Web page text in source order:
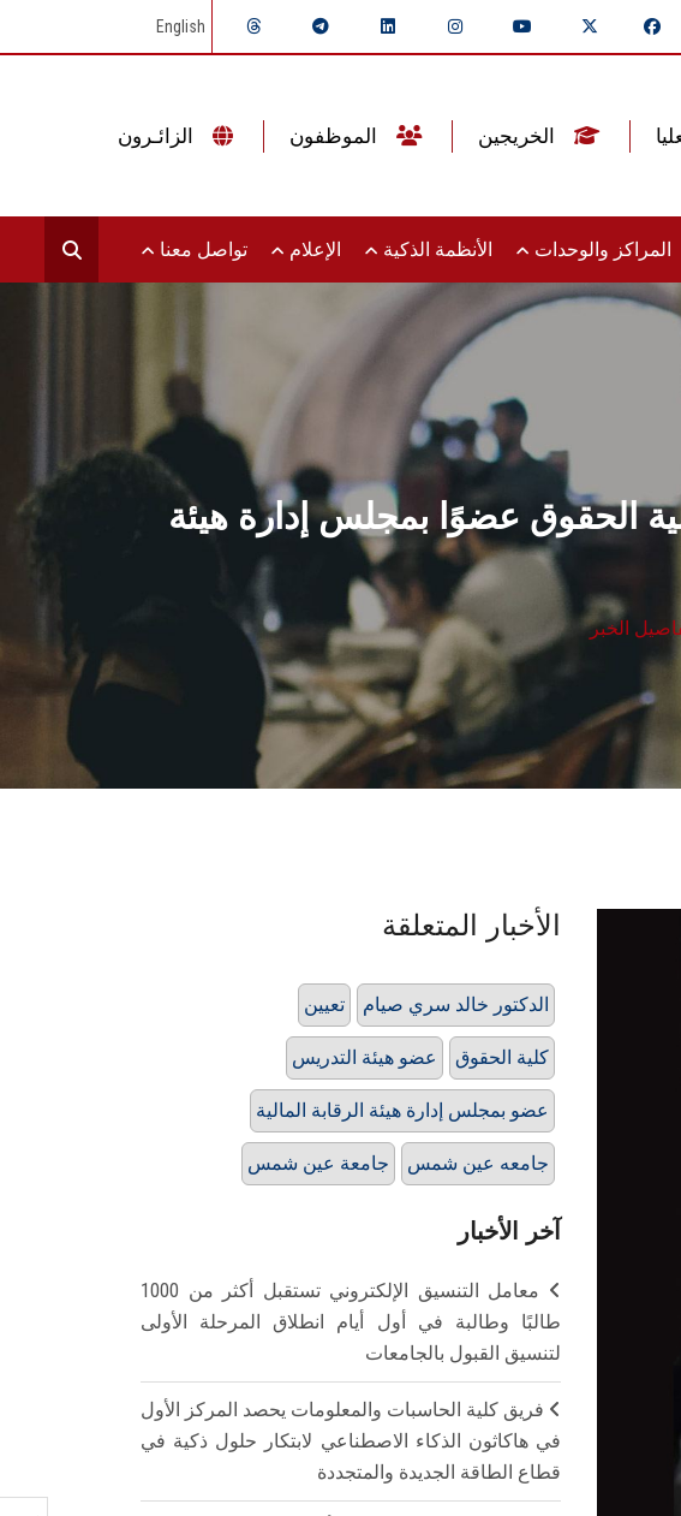
English
المراكز والوحدات الأنظمة الذكية الإعلام تواصل معنا
الحقوق عضوًا بمجلس إدارة هيئة
الخبر
الأخبار المتعلقة
تعيين الدكتور خالد سري صيام
عضو هيئة التدريس كلية الحقوق
عضو بمجلس إدارة هيئة الرقابة المالية
جامعة عين شمس جامعه عين شمس
آخر الأخبار
معامل التنسيق الإلكتروني تستقبل أكثر من 1000
طالبًا وطالبة في أول أيام انطلاق المرحلة الأولى
لتنسيق القبول بالجامعات
فريق كلية الحاسبات والمعلومات يحصد المركز الأول
في هاكاثون الذكاء الاصطناعي لابتكار حلول ذكية في
قطاع الطاقة الجديدة والمتجددة